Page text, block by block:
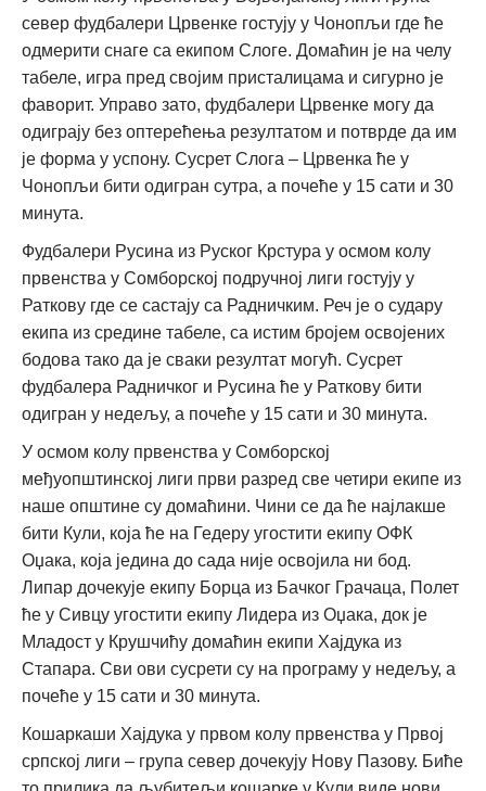
север фудбалери Црвенке гостују у Чонопљи где ће
одмерити снаге са екипом Слоге. Домаћин је на челу
табеле, игра пред својим присталицама и сигурно је
фаворит. Управо зато, фудбалери Црвенке могу да
одиграју без оптерећења резултатом и потврде да им
је форма у успону. Сусрет Слога – Црвенка ће у
Чонопљи бити одигран сутра, а почеће у 15 сати и 30
минута.
Фудбалери Русина из Руског Крстура у осмом колу
првенства у Сомборској подручној лиги гостују у
Раткову где се састају са Радничким. Реч је о судару
екипа из средине табеле, са истим бројем освојених
бодова тако да је сваки резултат могућ. Сусрет
фудбалера Радничког и Русина ће у Раткову бити
одигран у недељу, а почеће у 15 сати и 30 минута.
У осмом колу првенства у Сомборској
међуопштинској лиги први разред све четири екипе из
наше општине су домаћини. Чини се да ће најлакше
бити Кули, која ће на Гедеру угостити екипу ОФК
Оџака, која једина до сада није освојила ни бод.
Липар дочекује екипу Борца из Бачког Грачаца, Полет
ће у Сивцу угостити екипу Лидера из Оџака, док је
Младост у Крушчићу домаћин екипи Хајдука из
Стапара. Сви ови сусрети су на програму у недељу, а
почеће у 15 сати и 30 минута.
Кошаркаши Хајдука у првом колу првенства у Првој
српској лиги – група север дочекују Нову Пазову. Биће